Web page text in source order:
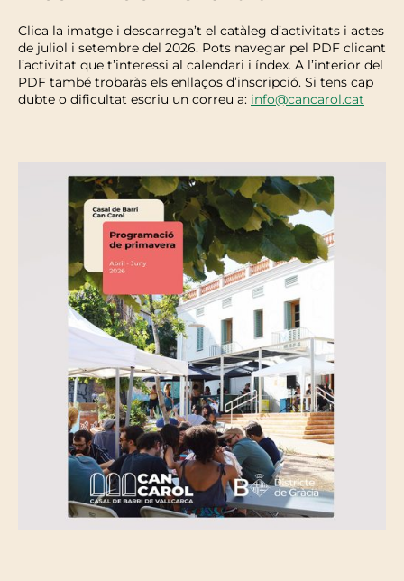
Clica la imatge i descarrega’t el catàleg d’activitats i actes
de juliol i setembre del 2026. Pots navegar pel PDF clicant
l’activitat que t’interessi al calendari i índex. A l’interior del
PDF també trobaràs els enllaços d’inscripció. Si tens cap
dubte o dificultat escriu un correu a: info@cancarol.cat